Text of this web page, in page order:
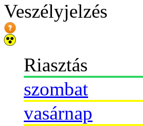
Veszélyjelzés
Riasztás
szombat
vasárnap